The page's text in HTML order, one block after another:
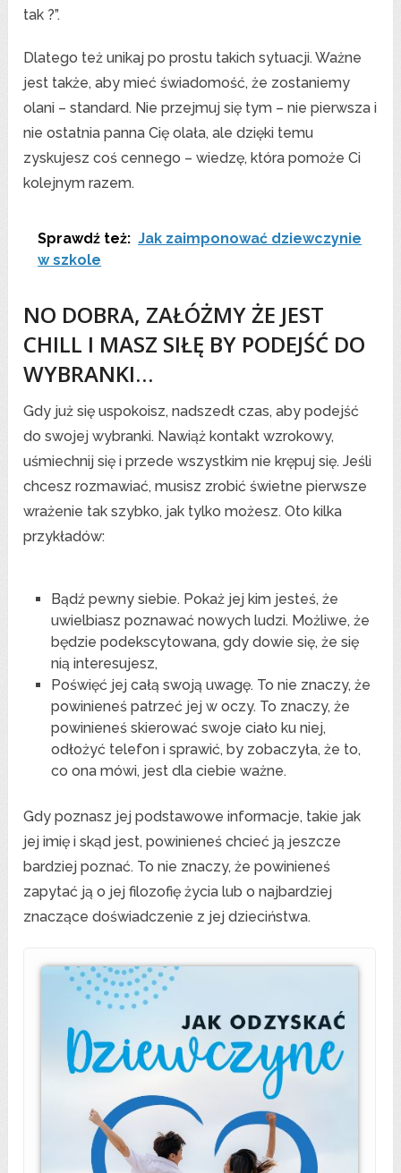
tak ?”.
Dlatego też unikaj po prostu takich sytuacji. Ważne
jest także, aby mieć świadomość, że zostaniemy
olani – standard. Nie przejmuj się tym – nie pierwsza i
nie ostatnia panna Cię olała, ale dzięki temu
zyskujesz coś cennego – wiedzę, która pomoże Ci
kolejnym razem.
Sprawdź też: Jak zaimponować dziewczynie
w szkole
NO DOBRA, ZAŁÓŻMY ŻE JEST
CHILL I MASZ SIŁĘ BY PODEJŚĆ DO
WYBRANKI…
Gdy już się uspokoisz, nadszedł czas, aby podejść
do swojej wybranki. Nawiąż kontakt wzrokowy,
uśmiechnij się i przede wszystkim nie krępuj się. Jeśli
chcesz rozmawiać, musisz zrobić świetne pierwsze
wrażenie tak szybko, jak tylko możesz. Oto kilka
przykładów:
Bądź pewny siebie. Pokaż jej kim jesteś, że
uwielbiasz poznawać nowych ludzi. Możliwe, że
będzie podekscytowana, gdy dowie się, że się
nią interesujesz,
Poświęć jej całą swoją uwagę. To nie znaczy, że
powinieneś patrzeć jej w oczy. To znaczy, że
powinieneś skierować swoje ciało ku niej,
odłożyć telefon i sprawić, by zobaczyła, że ​​to,
co ona mówi, jest dla ciebie ważne.
Gdy poznasz jej podstawowe informacje, takie jak
jej imię i skąd jest, powinieneś chcieć ją jeszcze
bardziej poznać. To nie znaczy, że powinieneś
zapytać ją o jej filozofię życia lub o najbardziej
znaczące doświadczenie z jej dzieciństwa.